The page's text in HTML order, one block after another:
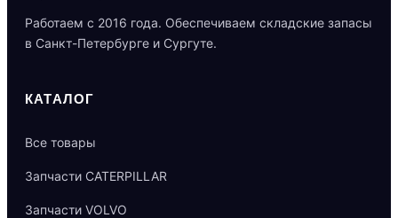
Работаем с 2016 года. Обеспечиваем складские запасы
в Санкт-Петербурге и Сургуте.
КАТАЛОГ
Все товары
Запчасти CATERPILLAR
Запчасти VOLVO